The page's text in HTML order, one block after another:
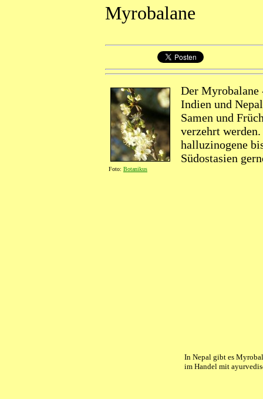
Myrobalane
Foto: Botanikus
Der
Indien und
Samen und
verzehrt
halluzinogene
Südostasien
In Nepal gibt es
im Handel mit